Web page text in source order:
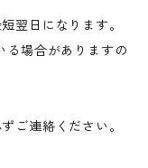
翌日になります。
る場合がありますの
ご連絡ください。